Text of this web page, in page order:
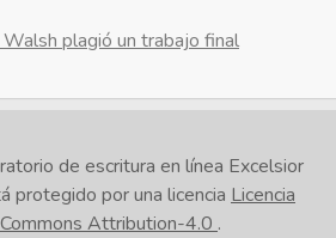
plagió un trabajo final
de escritura en línea Excelsior
protegido por una licencia Licencia
Attribution-4.0 .